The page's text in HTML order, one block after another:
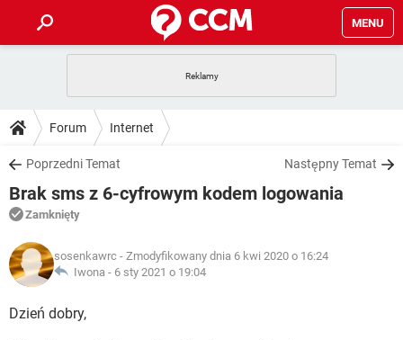
MENU
GRY
SPOTIFY
INSTAGRAM FACEBOOK
WINDOWS 10
PORADY
PlayStation
SPOTIFY
INSTAGRAM
WINDOWS 10
DO POBRANIA
ANDROID TIKTOK
GRY
IOS NETFLIX
INSTAGRAM
WINDOWS 10
FORUM
COVID-19
GRY
ARTYKUŁY
COVID-19
GRY
Forum Internet
Poprzedni Temat Następny Temat
Brak sms z 6-cyfrowym kodem logowania
Zamknięty
sosenkawrc - Zmodyfikowany dnia 6 kwi 2020 o 16:24
Iwona - 6 sty 2021 o 19:04
Dzień dobry,